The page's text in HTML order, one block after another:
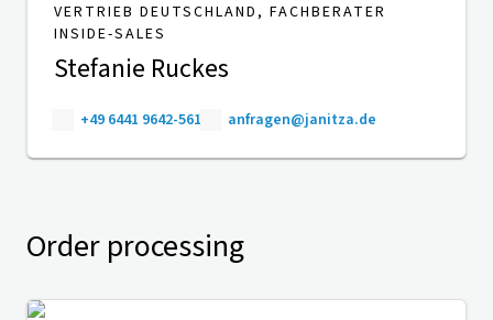
VERTRIEB DEUTSCHLAND, FACHBERATER
INSIDE-SALES
Stefanie Ruckes
+49 6441 9642-561 anfragen@janitza.de
Order processing